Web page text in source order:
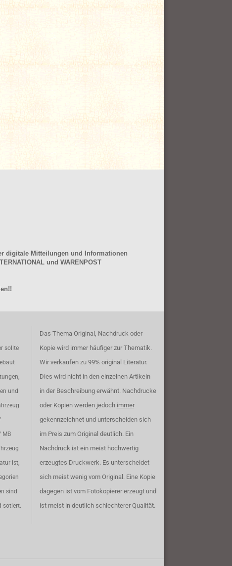
digitale Mitteilungen und Informationen
und WARENPOST
sollte
und
MB
ist,
sind
sotiert.
Das Thema Original, Nachdruck oder
Kopie wird immer häufiger zur Thematik.
Wir verkaufen zu 99% original Literatur.
Dies wird nicht in den einzelnen Artikeln
in der Beschreibung erwähnt. Nachdrucke
oder Kopien werden jedoch immer
gekennzeichnet und unterscheiden sich
im Preis zum Original deutlich. Ein
Nachdruck ist ein meist hochwertig
erzeugtes Druckwerk. Es unterscheidet
sich meist wenig vom Original. Eine Kopie
dagegen ist vom Fotokopierer erzeugt und
ist meist in deutlich schlechterer Qualität.